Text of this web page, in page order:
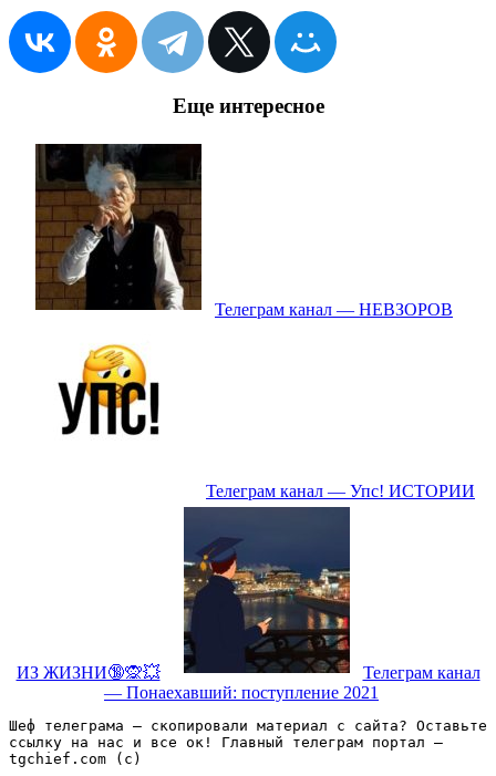
Еще интересное
Телеграм канал — НЕВЗОРОВ
Телеграм канал — Упс! ИСТОРИИ
ИЗ ЖИЗНИ🔞🙊💥
Телеграм канал
— Понаехавший: поступление 2021
Шеф телеграма – скопировали материал с сайта? Оставьте
ссылку на нас и все ок! Главный телеграм портал –